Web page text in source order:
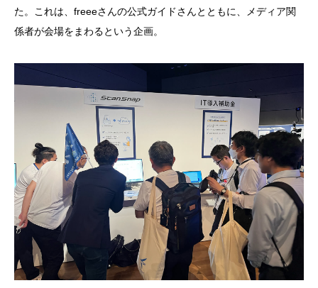
た。これは、freeeさんの公式ガイドさんとともに、メディア関
係者が会場をまわるという企画。